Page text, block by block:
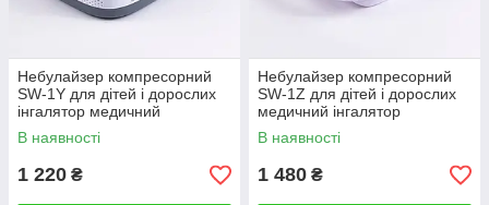
Небулайзер компресорний
SW-1Y для дітей і дорослих
інгалятор медичний
В наявності
1 220 ₴
Небулайзер компресорний
SW-1Z для дітей і дорослих
медичний інгалятор
В наявності
1 480 ₴